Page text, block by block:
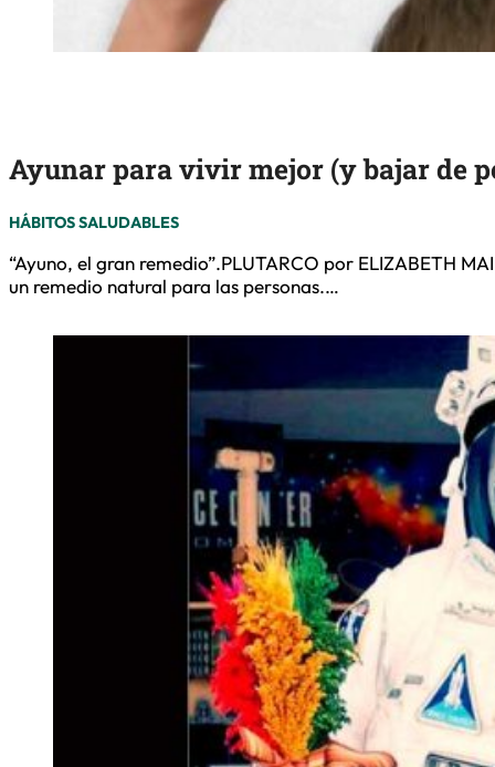
Ayunar para vivir mejor (y bajar de
HÁBITOS SALUDABLES
“Ayuno, el gran remedio”.PLUTARCO por ELIZABETH
un remedio natural para las personas.…